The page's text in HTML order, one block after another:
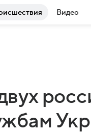
Видео